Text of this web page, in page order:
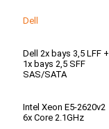
Dell
Dell 2x bays 3,5 LFF +
1x bays 2,5 SFF
SAS/SATA
Intel Xeon E5-2620v2
6x Core 2.1GHz